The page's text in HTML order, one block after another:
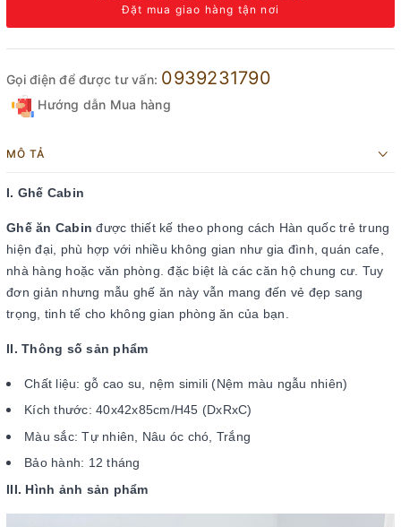
Đặt mua giao hàng tận nơi
Gọi điện để được tư vấn: 0939231790
Hướng dẫn Mua hàng
MÔ TẢ
I. Ghế Cabin
Ghế ăn Cabin được thiết kế theo phong cách Hàn quốc trẻ trung
hiện đại, phù hợp với nhiều không gian như gia đình, quán cafe,
nhà hàng hoặc văn phòng. đặc biệt là các căn hộ chung cư. Tuy
đơn giản nhưng mẫu ghế ăn này vẫn mang đến vẻ đẹp sang
trọng, tinh tế cho không gian phòng ăn của bạn.
II. Thông số sản phẩm
Chất liệu: gỗ cao su, nệm simili (Nệm màu ngẫu nhiên)
Kích thước: 40x42x85cm/H45 (DxRxC)
Màu sắc: Tự nhiên, Nâu óc chó, Trắng
Bảo hành: 12 tháng
III. Hình ảnh sản phẩm